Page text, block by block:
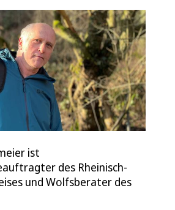
ist
des Rheinisch-
und Wolfsberater des